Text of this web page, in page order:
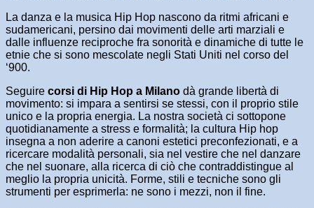
La danza e la musica Hip Hop nascono da ritmi africani e
sudamericani, persino dai movimenti delle arti marziali e
dalle influenze reciproche fra sonorità e dinamiche di tutte le
etnie che si sono mescolate negli Stati Uniti nel corso del
‘900.
Seguire corsi di Hip Hop a Milano dà grande libertà di
movimento: si impara a sentirsi se stessi, con il proprio stile
unico e la propria energia. La nostra società ci sottopone
quotidianamente a stress e formalità; la cultura Hip hop
insegna a non aderire a canoni estetici preconfezionati, e a
ricercare modalità personali, sia nel vestire che nel danzare
che nel suonare, alla ricerca di ciò che contraddistingue al
meglio la propria unicità. Forme, stili e tecniche sono gli
strumenti per esprimerla: ne sono i mezzi, non il fine.